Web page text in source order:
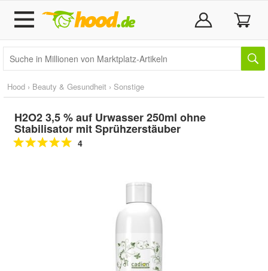
Hood › Beauty & Gesundheit › Sonstige
H2O2 3,5 % auf Urwasser 250ml ohne
Stabilisator mit Sprühzerstäuber
4